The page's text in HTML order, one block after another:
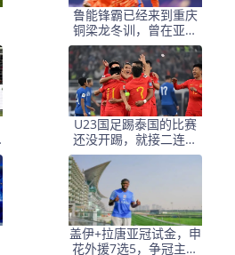
鲁能锋霸已经来到重庆
铜梁龙冬训，曾在亚冠
进球表现不俗，值得期
待
U23国足踢泰国的比赛
还没开踢，就接二连三
收到喜讯，亚足联确认
盖伊+拉唐亚冠试金，申
花外援7选5，争冠主力